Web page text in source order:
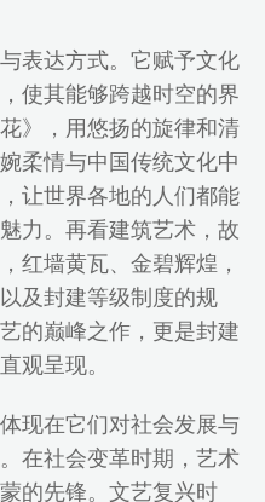
表达方式。它赋予文化
使其能够跨越时空的界
》，用悠扬的旋律和清
柔情与中国传统文化中
让世界各地的人们都能
力。再看建筑艺术，故
红墙黄瓦、金碧辉煌，
及封建等级制度的规
的巅峰之作，更是封建
观呈现。
现在它们对社会发展与
在社会变革时期，艺术
的先锋。文艺复兴时